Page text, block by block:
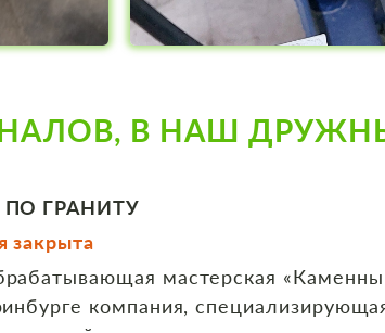
В НАШ
ПО ГРАНИТУ
закрыта
мастерская
компания,